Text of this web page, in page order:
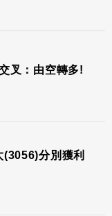
叉：由空轉多!
分別獲利